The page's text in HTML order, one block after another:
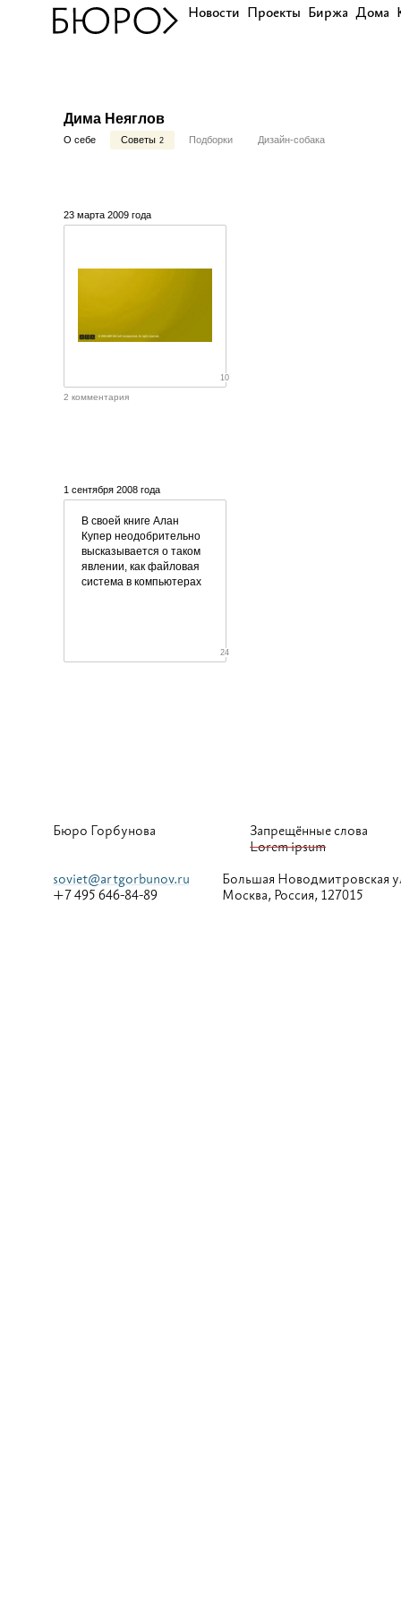
Новости Проекты Биржа Дома
Дима Неяглов
О себе Советы 2 Подборки Дизайн-собака
23 марта 2009 года
10
2 комментария
1 сентября 2008 года
В своей книге Алан
Купер неодобрительно
высказывается о таком
явлении, как файловая
система в компьютерах
24
Бюро Горбунова
Запрещённые слова
Lorem ipsum
soviet@artgorbunov.ru
+7 495 646-84-89
Большая Новодмитровская
Москва, Россия, 127015